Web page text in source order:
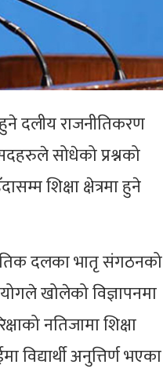
हुने दलीय राजनीतिकरण
सोधेको प्रश्नको
शिक्षा क्षेत्रमा हुने
दलका भातृ संगठनको
खोलेको विज्ञापनमा
नतिजामा शिक्षा
अनुत्तिर्ण भएका